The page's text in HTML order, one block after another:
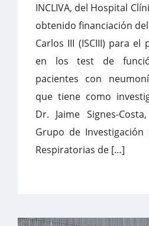
INCLIVA, del Hospital
obtenido financiación
Carlos III (ISCIII) para el
en los test de
pacientes con
que tiene como
Dr. Jaime Signes-
Grupo de Investigación
Respiratorias de […]